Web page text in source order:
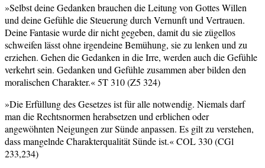
»Selbst deine Gedanken brauchen die Leitung von Gottes Willen
und deine Gefühle die Steuerung durch Vernunft und Vertrauen.
Deine Fantasie wurde dir nicht gegeben, damit du sie zügellos
schweifen lässt ohne irgendeine Bemühung, sie zu lenken und zu
erziehen. Gehen die Gedanken in die Irre, werden auch die Gefühle
verkehrt sein. Gedanken und Gefühle zusammen aber bilden den
moralischen Charakter.« 5T 310 (Z5 324)
»Die Erfüllung des Gesetzes ist für alle notwendig. Niemals darf
man die Rechtsnormen herabsetzen und erblichen oder
angewöhnten Neigungen zur Sünde anpassen. Es gilt zu verstehen,
dass mangelnde Charakterqualität Sünde ist.« COL 330 (CGl
233,234)